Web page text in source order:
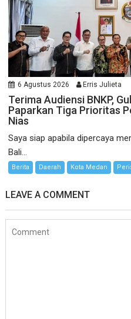
6 Agustus 2026 Erris Julieta
Terima Audiensi BNKP,
Paparkan Tiga Prioritas
Nias
Saya siap apabila dipercaya
Bali...
Berita Daerah Kota Medan
LEAVE A COMMENT